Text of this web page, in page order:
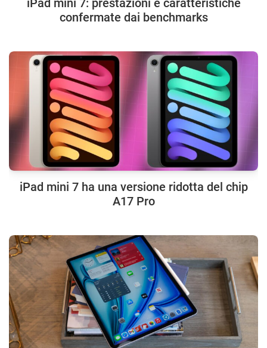
iPad mini 7: prestazioni e caratteristiche
confermate dai benchmarks
iPad mini 7 ha una versione ridotta del chip
A17 Pro